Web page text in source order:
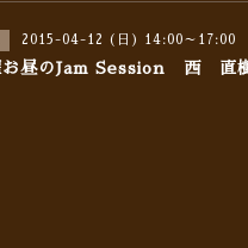
2015-04-12 (日) 14:00～17:00
お昼のJam Session 西